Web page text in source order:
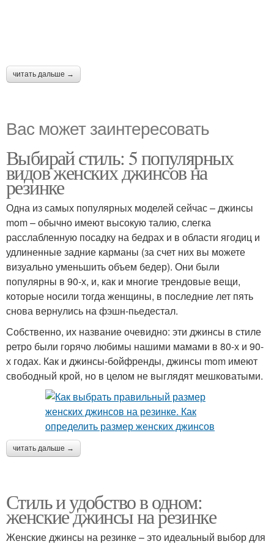
читать дальше →
Вас может заинтересовать
Выбирай стиль: 5 популярных
видов женских джинсов на
резинке
Одна из самых популярных моделей сейчас – джинсы
mom – обычно имеют высокую талию, слегка
расслабленную посадку на бедрах и в области ягодиц и
удлиненные задние карманы (за счет них вы можете
визуально уменьшить объем бедер). Они были
популярны в 90-х, и, как и многие трендовые вещи,
которые носили тогда женщины, в последние лет пять
снова вернулись на фэшн-пьедестал.
Собственно, их название очевидно: эти джинсы в стиле
ретро были горячо любимы нашими мамами в 80-х и 90-
х годах. Как и джинсы-бойфренды, джинсы mom имеют
свободный крой, но в целом не выглядят мешковатыми.
читать дальше →
Стиль и удобство в одном:
женские джинсы на резинке
Женские джинсы на резинке – это идеальный выбор для